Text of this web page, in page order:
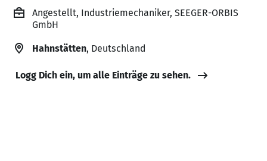
Angestellt, Industriemechaniker, SEEGER-ORBIS
GmbH
Hahnstätten, Deutschland
Logg Dich ein, um alle Einträge zu sehen.